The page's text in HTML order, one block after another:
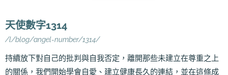
天使數字1314
/l/blog/angel-number/1314/
持續放下對自己的批判與自我否定，離開那些未建立在尊重之上
的關係，我們開始學會自愛、建立健康長久的連結，並在這條成